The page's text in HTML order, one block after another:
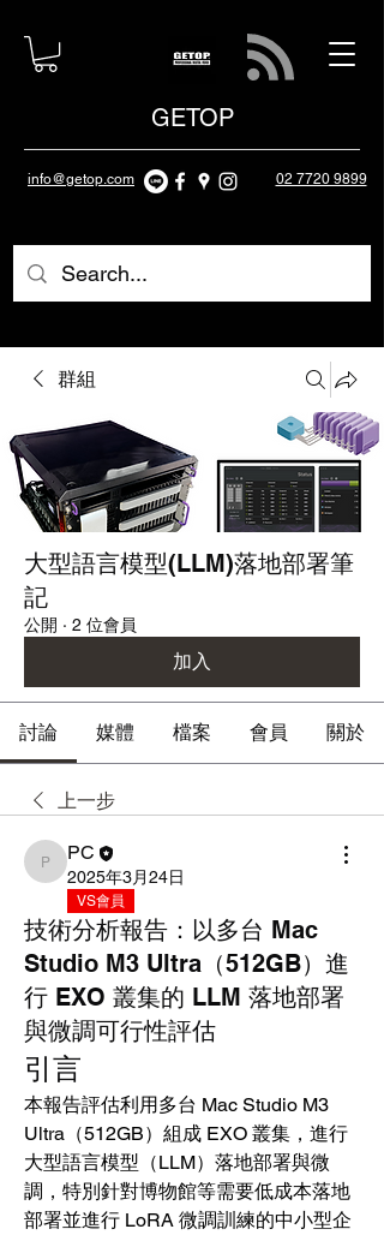
GETOP
info@getop.com 02 7720 9899
群組
大型語言模型(LLM)落地部署筆
記
公開 · 2 位會員
加入
討論 媒體 檔案 會員 關於
上一步
PC
PC
2025年3月24日
VS會員
技術分析報告：以多台 Mac
Studio M3 Ultra（512GB）進
行 EXO 叢集的 LLM 落地部署
與微調可行性評估
引言
本報告評估利用多台 Mac Studio M3
Ultra（512GB）組成 EXO 叢集，進行
大型語言模型（LLM）落地部署與微
調，特別針對博物館等需要低成本落地
部署並進行 LoRA 微調訓練的中小型企